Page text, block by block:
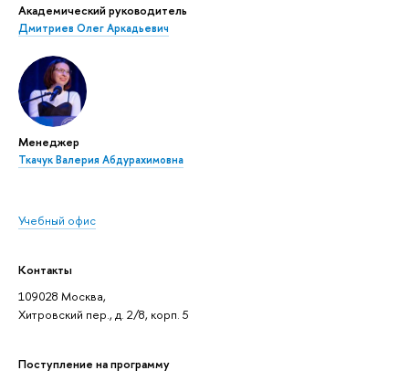
Академический руководитель
Дмитриев Олег Аркадьевич
Менеджер
Ткачук Валерия Абдурахимовна
Учебный офис
Контакты
109028 Москва,
Хитровский пер., д. 2/8, корп. 5
Поступление на программу